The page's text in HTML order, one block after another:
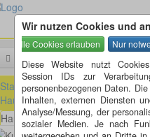
Wir nutzen Cookies und
Diese Website nutzt
Session IDs zur
personenbezogenen Daten.
Inhalten, externen Diensten
Analyse/Messung, der
sozialer Medien. Je nach
Startseite » Baden-Württemberg
Hauptstraße - Wankelstraße -
Hauptstraße - Wankelstraße -